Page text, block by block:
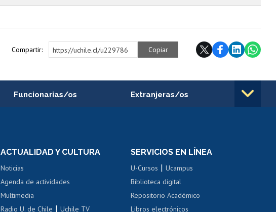
Compartir: https://uchile.cl/u229786 Copiar
Funcionarias/os
Portal de movilidad interna
Certificado de renta
Certificado de renta
Gestión de correo uchile
Extranjeras/os
Movilidad Estudiantil
Cursos de español
ACTUALIDAD Y CULTURA
Noticias
Agenda de actividades
Multimedia
Radio U. de Chile |Uchile TV
SERVICIOS EN LÍNEA
U-Cursos |Ucampus
Biblioteca digital
Repositorio Académico
Libros electrónicos